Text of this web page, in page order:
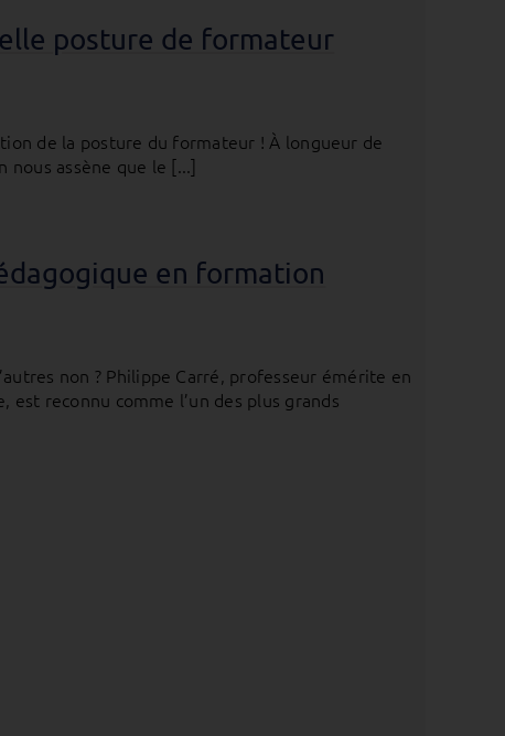
posture de formateur
de la posture du formateur ! À longueur de
nous assène que le [...]
en formation
non ? Philippe Carré, professeur émérite en
est reconnu comme l’un des plus grands